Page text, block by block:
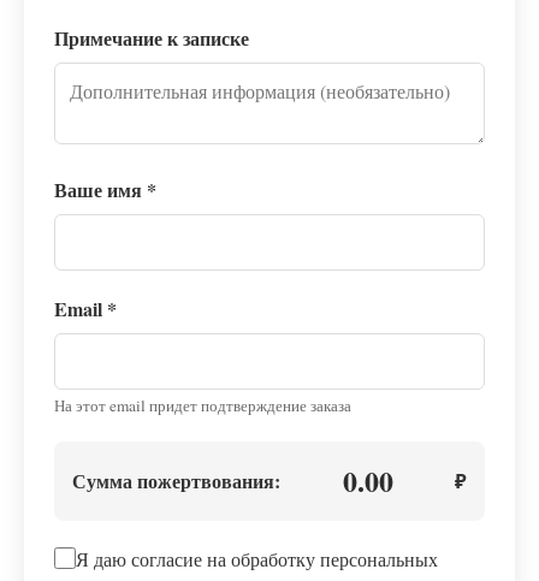
Примечание к записке
Ваше имя *
Email *
На этот email придет подтверждение заказа
Сумма пожертвования: 0.00 ₽
Я даю согласие на обработку персональных